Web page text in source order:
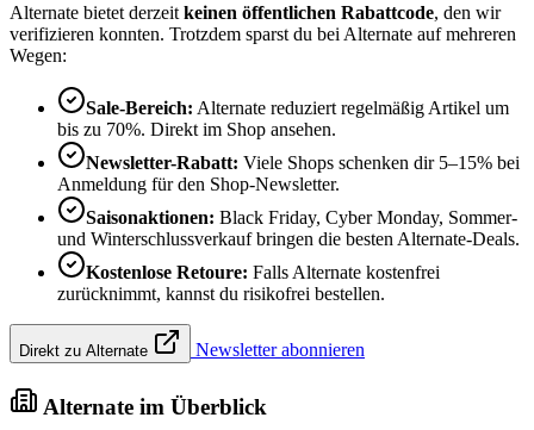
Alternate bietet derzeit keinen öffentlichen Rabattcode, den wir
verifizieren konnten. Trotzdem sparst du bei Alternate auf mehreren
Wegen:
Sale-Bereich: Alternate reduziert regelmäßig Artikel um
bis zu 70%. Direkt im Shop ansehen.
Newsletter-Rabatt: Viele Shops schenken dir 5–15% bei
Anmeldung für den Shop-Newsletter.
Saisonaktionen: Black Friday, Cyber Monday, Sommer-
und Winterschlussverkauf bringen die besten Alternate-Deals.
Kostenlose Retoure: Falls Alternate kostenfrei
zurücknimmt, kannst du risikofrei bestellen.
Direkt zu Alternate Newsletter abonnieren
Alternate im Überblick